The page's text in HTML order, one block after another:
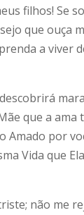
filhos! Se
que ouça
a viver
que a ama
Amado por
Vida que
não me